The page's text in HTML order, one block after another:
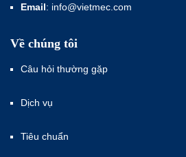
Email: info@vietmec.com
Về chúng tôi
Câu hỏi thường gặp
Dịch vụ
Tiêu chuẩn